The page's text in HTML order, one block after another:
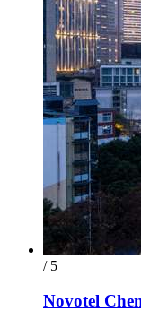
/ 5
Novotel